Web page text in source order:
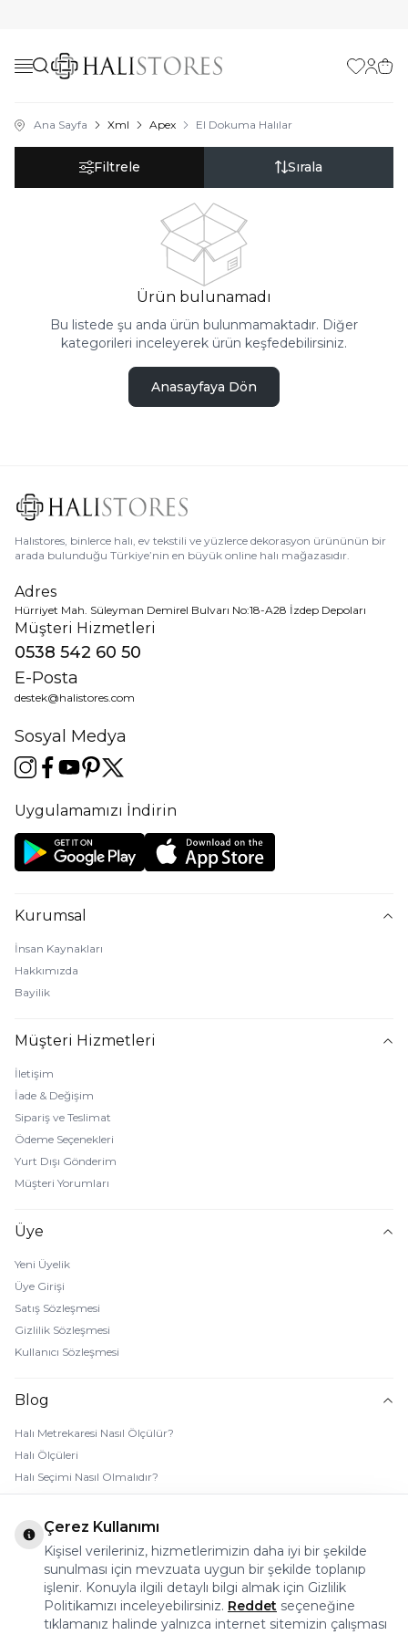
Favorilerim
Ana Sayfa Xml Apex El Dokuma Halılar
Filtrele Sırala
Ürün bulunamadı
Bu listede şu anda ürün bulunmamaktadır. Diğer
kategorileri inceleyerek ürün keşfedebilirsiniz.
Anasayfaya Dön
Halıstores, binlerce halı, ev tekstili ve yüzlerce dekorasyon ürününün bir
arada bulunduğu Türkiye’nin en büyük online halı mağazasıdır.
Adres
Hürriyet Mah. Süleyman Demirel Bulvarı No:18-A28 İzdep Depoları
Müşteri Hizmetleri
0538 542 60 50
E-Posta
destek@halistores.com
Sosyal Medya
Uygulamamızı İndirin
Kurumsal
İnsan Kaynakları
Hakkımızda
Bayilik
Müşteri Hizmetleri
İletişim
İade & Değişim
Sipariş ve Teslimat
Ödeme Seçenekleri
Yurt Dışı Gönderim
Müşteri Yorumları
Üye
Yeni Üyelik
Üye Girişi
Satış Sözleşmesi
Gizlilik Sözleşmesi
Kullanıcı Sözleşmesi
Blog
Halı Metrekaresi Nasıl Ölçülür?
Halı Ölçüleri
Halı Seçimi Nasıl Olmalıdır?
Halı Rengi Nasıl Seçilir?
Halı Temizliği Nasıl Yapılır?
Bebek Halı Temizliği Nasıl Yapılır?
7 Adımda Halı Lekesi Çıkarma
Halı Kaydırmaz Ped Nasıl Kullanılır?
Çerez Kullanımı
Kişisel verileriniz, hizmetlerimizin daha iyi bir şekilde
sunulması için mevzuata uygun bir şekilde toplanıp
işlenir. Konuyla ilgili detaylı bilgi almak için Gizlilik
Politikamızı inceleyebilirsiniz. Reddet seçeneğine
tıklamanız halinde yalnızca internet sitemizin çalışması